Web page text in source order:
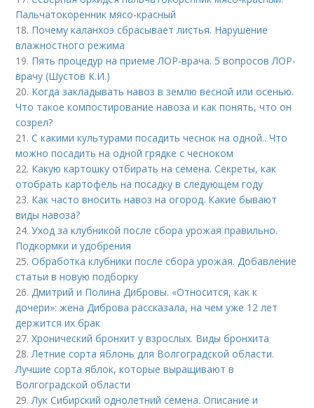
Пальчатокоренник мясо-красный
18. Почему каланхоэ сбрасывает листья. Нарушение
влажностного режима
19. Пять процедур на приеме ЛОР-врача. 5 вопросов ЛОР-
врачу (Шустов К.И.)
20. Когда закладывать навоз в землю весной или осенью.
Что такое компостирование навоза и как понять, что он
созрел?
21.С какими культурами посадить чеснок на одной.. Что
можно посадить на одной грядке с чесноком
22. Какую картошку отбирать на семена. Секреты, как
отобрать картофель на посадку в следующем году
23. Как часто вносить навоз на огород. Какие бывают
виды навоза?
24.Уход за клубникой после сбора урожая правильно.
Подкормки и удобрения
25.Обработка клубники после сбора урожая. Добавление
статьи в новую подборку
26.Дмитрий и Полина Дибровы. «Относится, как к
дочери»: жена Диброва рассказала, на чем уже 12 лет
держится их брак
27.Хронический бронхит у взрослых. Виды бронхита
28.Летние сорта яблонь для Волгоградской области.
Лучшие сорта яблок, которые выращивают в
Волгоградской области
29.Лук Сибирский однолетний семена. Описание и